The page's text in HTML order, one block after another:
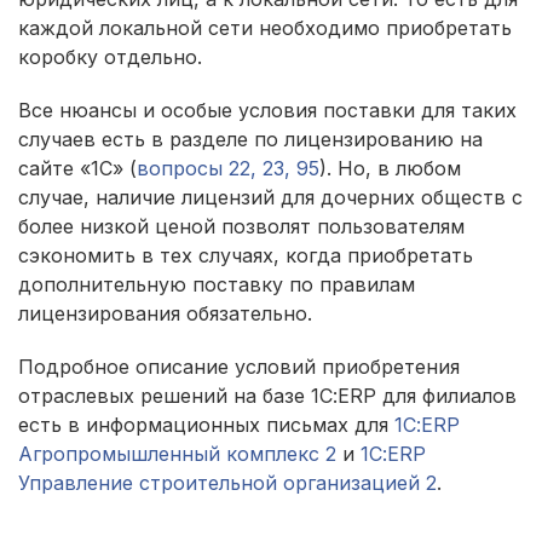
каждой локальной сети необходимо приобретать
коробку отдельно.
Все нюансы и особые условия поставки для таких
случаев есть в разделе по лицензированию на
сайте «1С» (вопросы 22, 23, 95). Но, в любом
случае, наличие лицензий для дочерних обществ с
более низкой ценой позволят пользователям
сэкономить в тех случаях, когда приобретать
дополнительную поставку по правилам
лицензирования обязательно.
Подробное описание условий приобретения
отраслевых решений на базе 1С:ERP для филиалов
есть в информационных письмах для 1С:ERP
Агропромышленный комплекс 2 и 1С:ERP
Управление строительной организацией 2.